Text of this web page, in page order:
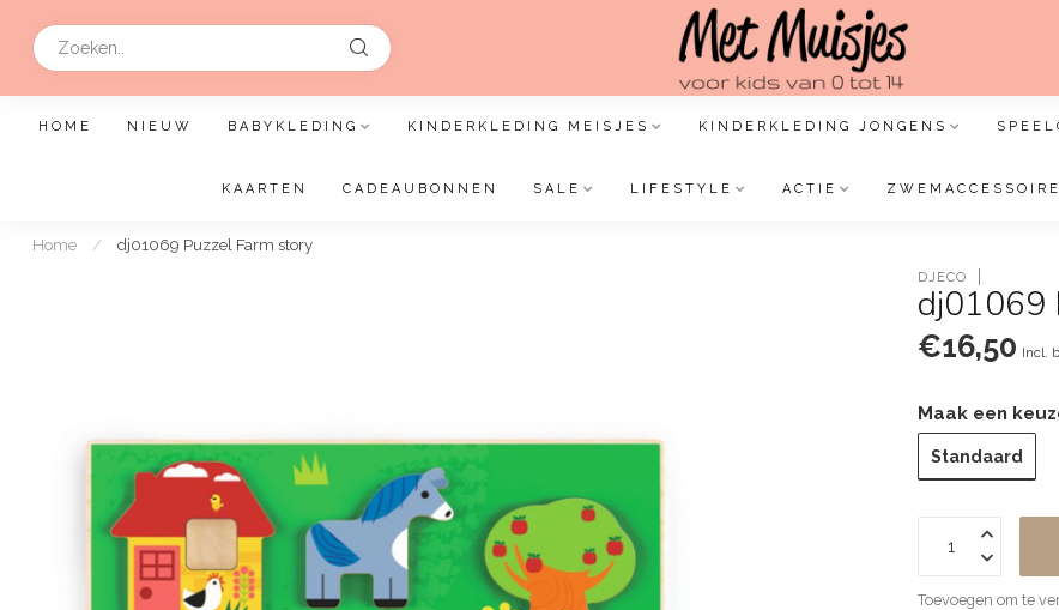
HOME NIEUW BABYKLEDING KINDERKLEDING MEISJES KINDERKLEDING JONGENS
KAARTEN CADEAUBONNEN SALE LIFESTYLE ACTIE
Home / dj01069 Puzzel Farm story
DJECO
dj01069
€16,50 Incl.
Maak een
Standaard
Toevoegen om te